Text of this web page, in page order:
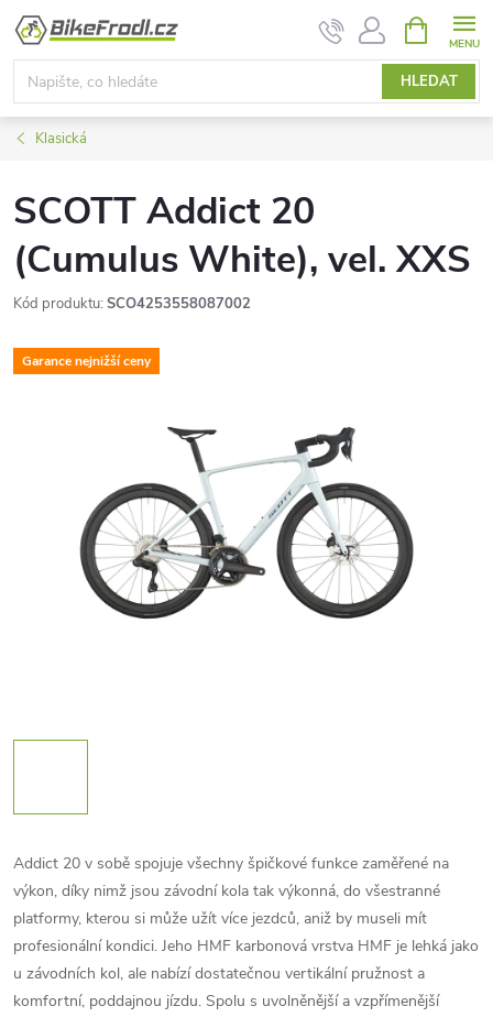
Přejít
obsah
HLEDAT
NÁKUPNÍ
KOŠÍK
Klasická
SCOTT Addict 20
(Cumulus White), vel. XXS
Kód produktu: SCO4253558087002
Garance nejnižší ceny
Addict 20 v sobě spojuje všechny špičkové funkce zaměřené na
výkon, díky nimž jsou závodní kola tak výkonná, do všestranné
platformy, kterou si může užít více jezdců, aniž by museli mít
profesionální kondici. Jeho HMF karbonová vrstva HMF je lehká jako
u závodních kol, ale nabízí dostatečnou vertikální pružnost a
komfortní, poddajnou jízdu. Spolu s uvolněnější a vzpřímenější